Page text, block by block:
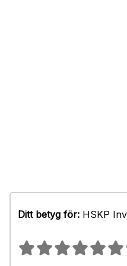
Ditt betyg för: HSKP